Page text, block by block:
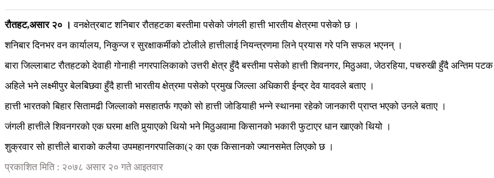
रौतहट,असार २० । वनक्षेत्रबाट शनिबार रौतहटका बस्तीमा पसेको जंगली हात्ती भारतीय क्षेत्रमा पसेको छ ।
शनिबार दिनभर वन कार्यालय, निकुन्ज र सुरक्षाकर्मीको टोलीले हात्तीलाई नियन्त्रणमा लिने प्रयास गरे पनि सफल भएनन् ।
बारा जिल्लाबाट रौतहटको देवाही गोनाही नगरपालिकाको उत्तरी क्षेत्र हुँदै बस्तीमा पसेको हात्ती शिवनगर, मिठुअवा, जेठरहिया, पचरुखी हुँदै अन्तिम
अहिले भने लक्ष्मीपुर बेलबिछवा हुँदै हात्ती भारतीय क्षेत्रमा पसेको प्रमुख जिल्ला अधिकारी ईन्द्र देव यादवले बताए ।
हात्ती भारतको बिहार सितामढी जिल्लाको मसहातर्फ गएको सो हात्ती जोडियाही भन्ने स्थानमा रहेको जानकारी प्राप्त भएको उनले बताए ।
जंगली हात्तीले शिवनगरको एक घरमा क्षति पुर्‍याएको थियो भने मिठुअवामा किसानको भकारी फुटाएर धान खाएको थियो ।
शुक्रवार सो हात्तीले बाराको कलैया उपमहानगरपालिका(२ का एक किसानको ज्यानसमेत लिएको छ ।
प्रकाशित मिति : २०७८ असार २० गते आइतवार